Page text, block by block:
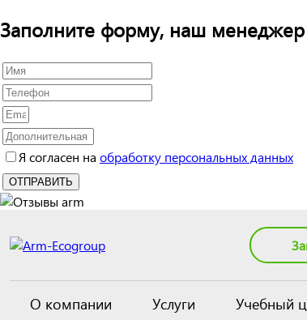
Заполните форму, наш
Я согласен на обработку персональных данных
О компании Услуги Учебный